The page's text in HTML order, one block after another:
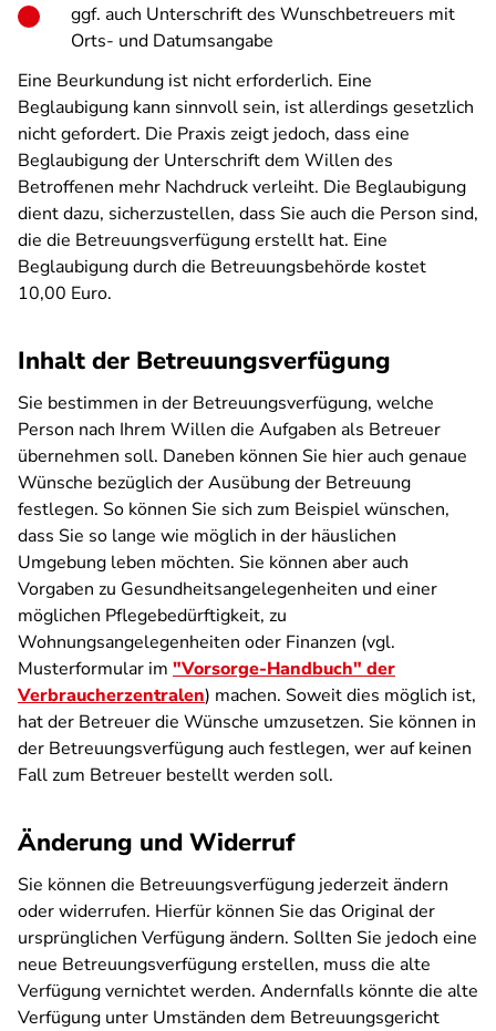
ggf. auch Unterschrift des Wunschbetreuers mit
Orts- und Datumsangabe
Eine Beurkundung ist nicht erforderlich. Eine
Beglaubigung kann sinnvoll sein, ist allerdings gesetzlich
nicht gefordert. Die Praxis zeigt jedoch, dass eine
Beglaubigung der Unterschrift dem Willen des
Betroffenen mehr Nachdruck verleiht. Die Beglaubigung
dient dazu, sicherzustellen, dass Sie auch die Person sind,
die die Betreuungsverfügung erstellt hat. Eine
Beglaubigung durch die Betreuungsbehörde kostet
10,00 Euro.
Inhalt der Betreuungsverfügung
Sie bestimmen in der Betreuungsverfügung, welche
Person nach Ihrem Willen die Aufgaben als Betreuer
übernehmen soll. Daneben können Sie hier auch genaue
Wünsche bezüglich der Ausübung der Betreuung
festlegen. So können Sie sich zum Beispiel wünschen,
dass Sie so lange wie möglich in der häuslichen
Umgebung leben möchten. Sie können aber auch
Vorgaben zu Gesundheitsangelegenheiten und einer
möglichen Pflegebedürftigkeit, zu
Wohnungsangelegenheiten oder Finanzen (vgl.
Musterformular im "Vorsorge-Handbuch" der
Verbraucherzentralen) machen. Soweit dies möglich ist,
hat der Betreuer die Wünsche umzusetzen. Sie können in
der Betreuungsverfügung auch festlegen, wer auf keinen
Fall zum Betreuer bestellt werden soll.
Änderung und Widerruf
Sie können die Betreuungsverfügung jederzeit ändern
oder widerrufen. Hierfür können Sie das Original der
ursprünglichen Verfügung ändern. Sollten Sie jedoch eine
neue Betreuungsverfügung erstellen, muss die alte
Verfügung vernichtet werden. Andernfalls könnte die alte
Verfügung unter Umständen dem Betreuungsgericht